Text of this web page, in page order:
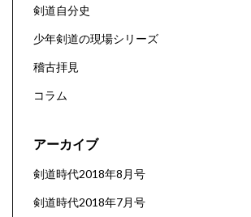
剣道自分史
少年剣道の現場シリーズ
稽古拝見
コラム
アーカイブ
剣道時代2018年8月号
剣道時代2018年7月号